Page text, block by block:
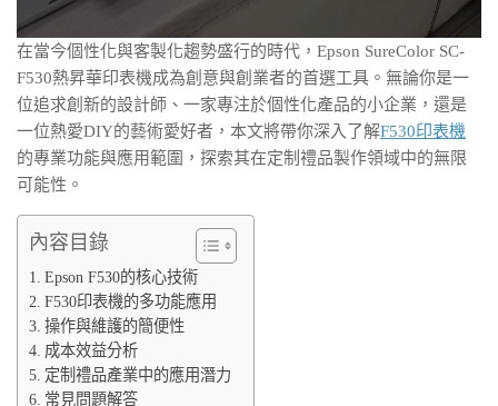
在當今個性化與客製化趨勢盛行的時代，Epson SureColor SC-
F530熱昇華印表機成為創意與創業者的首選工具。無論你是一
位追求創新的設計師、一家專注於個性化產品的小企業，還是
一位熱愛DIY的藝術愛好者，本文將帶你深入了解F530印表機
的專業功能與應用範圍，探索其在定制禮品製作領域中的無限
可能性。
內容目錄
Epson F530的核心技術
F530印表機的多功能應用
操作與維護的簡便性
成本效益分析
定制禮品產業中的應用潛力
常見問題解答